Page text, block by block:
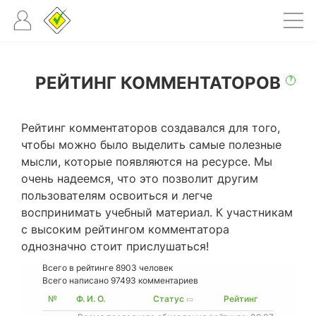
РЕЙТИНГ КОММЕНТАТОРОВ ?
Рейтинг комментаторов создавался для того,
чтобы можно было выделить самые полезные
мысли, которые появляются на ресурсе. Мы
очень надеемся, что это позволит другим
пользователям освоиться и легче
воспринимать учебный материал. К участникам
с высоким рейтингом комментатора
однозначно стоит прислушаться!
Всего в рейтинге 8903 человек
Всего написано 97493 комментариев
№
Ф. И. О. Статус
Рейтинг